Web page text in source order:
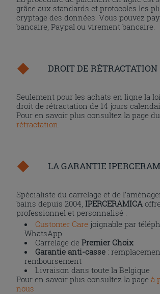
grâce aux standards et protocoles les
cryptage des données. Vous pouvez
bancaire, Paypal ou virement bancaire.
DROIT DE RÉTRACTATION
Seulement pour les achats en ligne la
droit de rétractation de 14 jours
Pour en savoir plus consultez la page
rétractation
LA GARANTIE
Spécialiste du carrelage et de
bains depuis 2004,IPERCERAMICA
professionnel et personnalisé :
Customer Care joignable par
WhatsApp
Carrelage dePremier Choix
Garantie anti-casse :
remboursement
Livraison dans toute la Belgique
Pour en savoir plus consultez la page à
nous